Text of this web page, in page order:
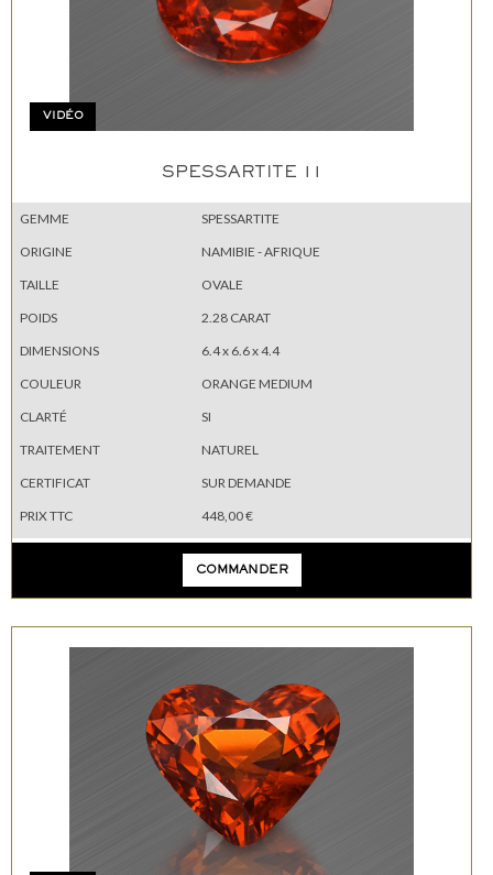
VIDÉO
SPESSARTITE 11
GEMME
SPESSARTITE
ORIGINE
NAMIBIE - AFRIQUE
TAILLE
OVALE
POIDS
2.28 CARAT
DIMENSIONS
6.4 x 6.6 x 4.4
COULEUR
ORANGE MEDIUM
CLARTÉ
SI
TRAITEMENT
NATUREL
CERTIFICAT
SUR DEMANDE
PRIX TTC
448,00 €
COMMANDER